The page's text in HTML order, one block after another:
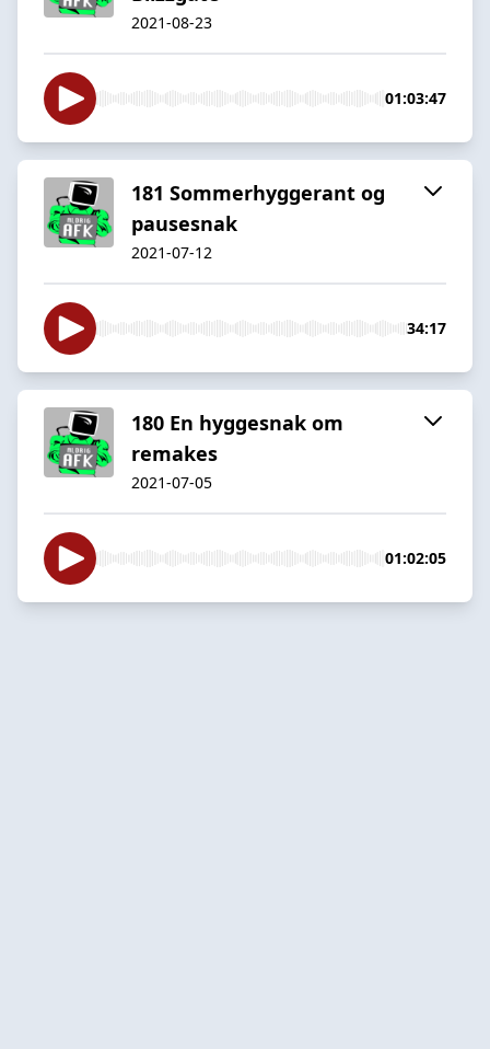
2021-08-23
01:03:47
181 Sommerhyggerant og
pausesnak
2021-07-12
34:17
180 En hyggesnak om
remakes
2021-07-05
01:02:05